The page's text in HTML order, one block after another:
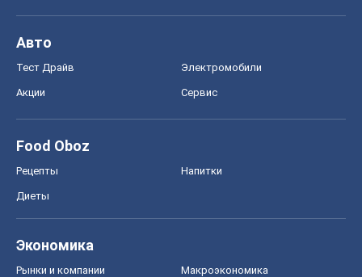
Авто
Тест Драйв Электромобили
Акции Сервис
Food Oboz
Рецепты Напитки
Диеты
Экономика
Рынки и компании Mакроэкономика